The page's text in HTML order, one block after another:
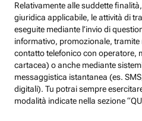
Relativamente alle suddette
giuridica applicabile, le attività di
eseguite mediante l’invio di
informativo, promozionale,
contatto telefonico con operatore,
cartacea) o anche mediante
messaggistica istantanea (es.
digitali). Tu potrai sempre
modalità indicate nella sezione